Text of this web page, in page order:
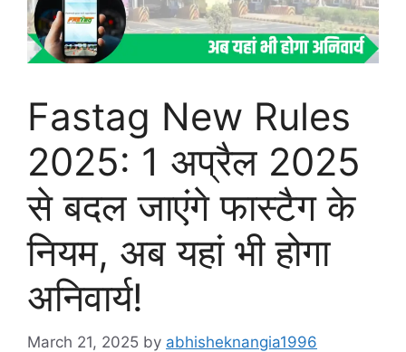
Fastag New Rules
2025: 1 अप्रैल 2025
से बदल जाएंगे फास्टैग के
नियम, अब यहां भी होगा
अनिवार्य!
March 21, 2025 by abhisheknangia1996